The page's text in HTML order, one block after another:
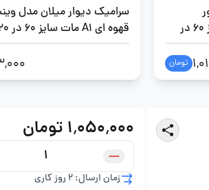
وینسنت قهوه ای A1 مات سایز 60 در
تومان
سرامیک دیوار میلان مدل
قهوه ای A1 مات سایز 60 در 120
۱٬۰۵۰٬۰۰۰ تومان
زمان ارسال: 2 روز کاری